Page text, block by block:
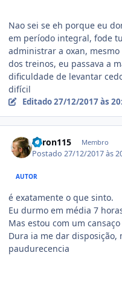
Nao sei se eh porque eu
em período integral, fode
administrar a oxan,
dos treinos, eu passava a
dificuldade de levantar
difícil
Editado27/12/2017 às
Veron115 Membro
Postado27/12/2017 às
AUTOR
é exatamente o que sinto.
Eu durmo em média 7
Mas estou com um
Dura ia me dar disposição,
paudurecencia